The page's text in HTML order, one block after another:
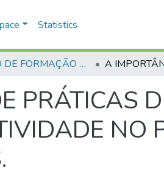
Statistics
CURSO DE FORMAÇÃO DE PRAÇAS - CFP - 2023
PRÁTICAS
NO